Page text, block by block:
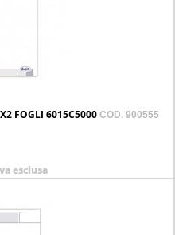
FOGLI 6015C5000 COD. 900555
esclusa